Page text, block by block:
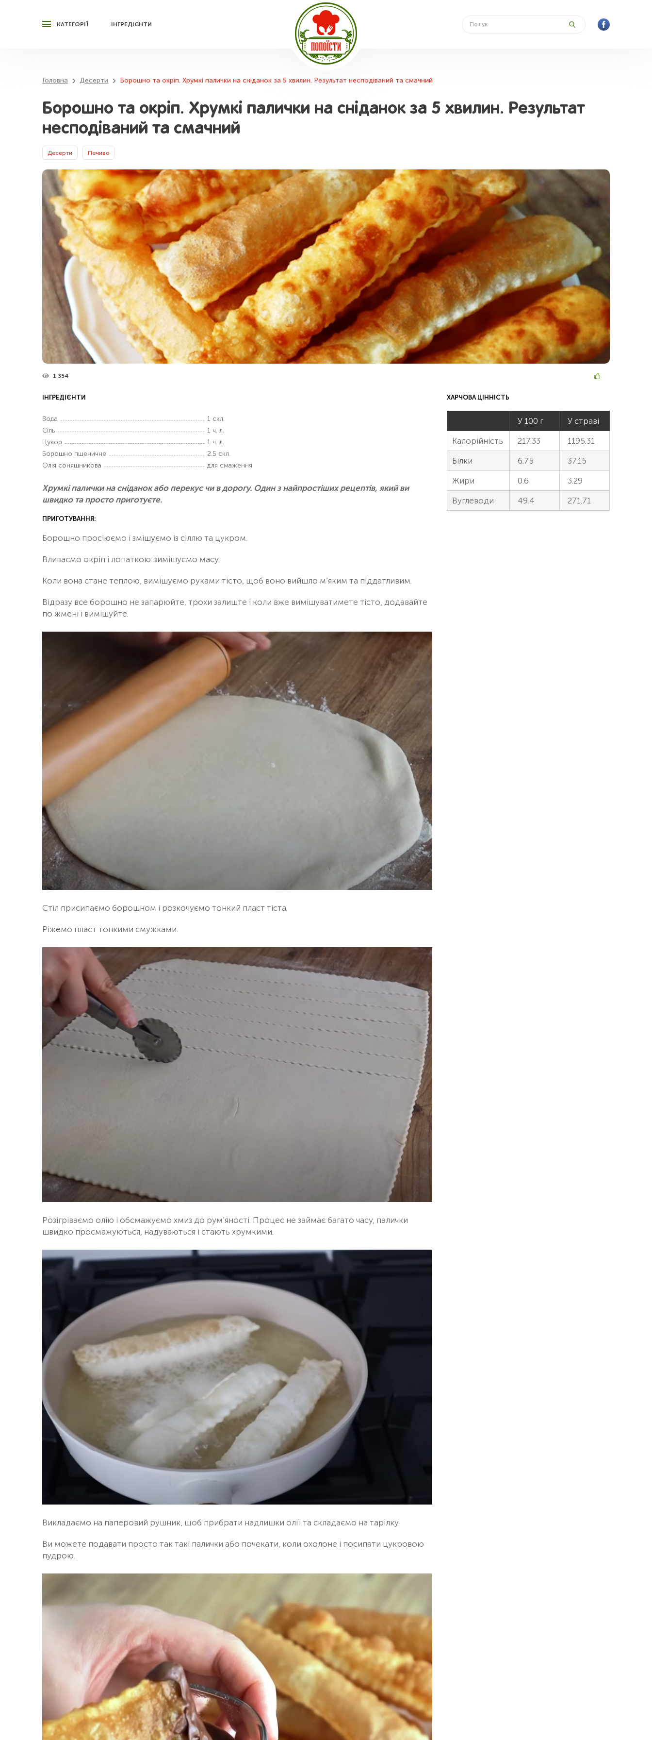
КАТЕГОРІЇ ІНГРЕДІЄНТИ
Головна Десерти Борошно та окріп. Хрумкі палички на сніданок за 5 хвилин. Результат несподіваний та смачний
Борошно та окріп. Хрумкі палички на сніданок за 5 хвилин. Результат
несподіваний та смачний
Десерти Печиво
1 354
ІНГРЕДІЄНТИ
Вода
1 скл.
Сіль
1 ч. л.
Цукор
1 ч. л.
Борошно пшеничне
2.5 скл.
Олія соняшникова
для смаження
Хрумкі палички на сніданок або перекус чи в дорогу. Один з найпростіших рецептів, який ви
швидко та просто приготуєте.
ПРИГОТУВАННЯ:
Борошно просіюємо і змішуємо із сіллю та цукром.
Вливаємо окріп і лопаткою вимішуємо масу.
Коли вона стане теплою, вимішуємо руками тісто, щоб воно вийшло м’яким та піддатливим.
Відразу все борошно не запарюйте, трохи залиште і коли вже вимішуватимете тісто, додавайте
по жмені і вимішуйте.
Стіл присипаємо борошном і розкочуємо тонкий пласт тіста.
Ріжемо пласт тонкими смужками.
Розігріваємо олію і обсмажуємо хмиз до рум’яності. Процес не займає багато часу, палички
швидко просмажуються, надуваються і стають хрумкими.
Викладаємо на паперовий рушник, щоб прибрати надлишки олії та складаємо на тарілку.
Ви можете подавати просто так такі палички або почекати, коли охолоне і посипати цукровою
пудрою.
ХАРЧОВА ЦІННІСТЬ
У 100 г У страві
Калорійність 217.33 1195.31
Білки 6.75 37.15
Жири 0.6 3.29
Вуглеводи 49.4 271.71